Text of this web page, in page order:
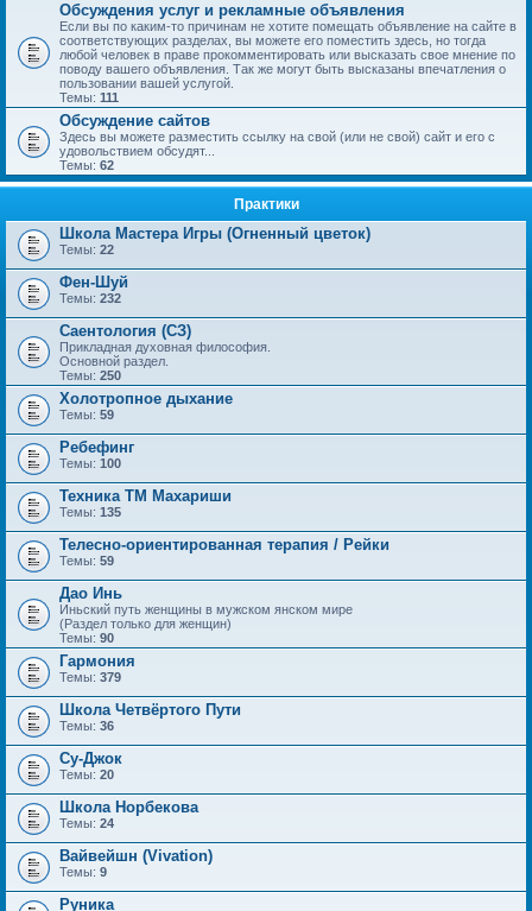
Обсуждения услуг и рекламные объявления
Если вы по каким-то причинам не хотите помещать объявление на сайте в
соответствующих разделах, вы можете его поместить здесь, но тогда
любой человек в праве прокомментировать или высказать свое мнение по
поводу вашего объявления. Так же могут быть высказаны впечатления о
пользовании вашей услугой.
Темы: 111
Обсуждение сайтов
Здесь вы можете разместить ссылку на свой (или не свой) сайт и его с
удовольствием обсудят...
Темы: 62
Практики
Школа Мастера Игры (Огненный цветок)
Темы: 22
Фен-Шуй
Темы: 232
Саентология (СЗ)
Прикладная духовная философия.
Основной раздел.
Темы: 250
Холотропное дыхание
Темы: 59
Ребефинг
Темы: 100
Техника ТМ Махариши
Темы: 135
Телесно-ориентированная терапия / Рейки
Темы: 59
Дао Инь
Иньский путь женщины в мужском янском мире
(Раздел только для женщин)
Темы: 90
Гармония
Темы: 379
Школа Четвёртого Пути
Темы: 36
Су-Джок
Темы: 20
Школа Норбекова
Темы: 24
Вайвейшн (Vivation)
Темы: 9
Руника